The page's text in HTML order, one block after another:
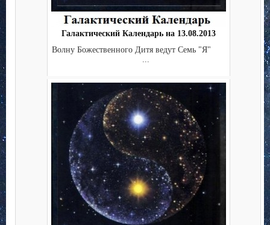
Галактический Календарь на 13.08.2013
Волну Божественного Дитя ведут Семь "Я"